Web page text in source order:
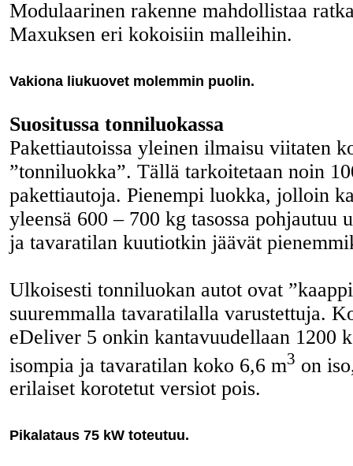
Modulaarinen rakenne mahdollistaa
Maxuksen eri kokoisiin malleihin.
Vakiona liukuovet molemmin puolin.
Suositussa tonniluokassa
Pakettiautoissa yleinen ilmaisu viitaten
”tonniluokka”. Tällä tarkoitetaan noin
pakettiautoja. Pienempi luokka, jolloin
yleensä 600 – 700 kg tasossa pohjautuu
ja tavaratilan kuutiotkin jäävät
Ulkoisesti tonniluokan autot ovat
suuremmalla tavaratilalla varustettuja.
eDeliver 5 onkin kantavuudellaan 1200
isompia ja tavaratilan koko 6,6 m3 on
erilaiset korotetut versiot pois.
Pikalataus 75 kW toteutuu.